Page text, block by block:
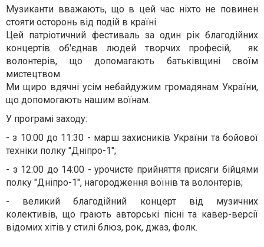
Музиканти вважають, що в цей час ніхто не повинен
стояти осторонь від подій в країні.
Цей патріотичний фестиваль за один рік благодійних
концертів об'єднав людей творчих професій, як
волонтерів, що допомагають батьківщині своїм
мистецтвом.
Ми щиро вдячні усім небайдужим громадянам України,
що допомогають нашим воїнам.
У програмі заходу:
- з 10:00 до 11:30 - марш захисників України та бойової
техніки полку "Дніпро-1";
- з 12:00 до 14:00 - урочисте прийняття присяги бійцями
полку "Дніпро-1", нагородження воїнів та волонтерів;
- великий благодійний концерт від музичних
колективів, що грають авторські пісні та кавер-версії
відомих хітів у стилі блюз, рок, джаз, фолк.